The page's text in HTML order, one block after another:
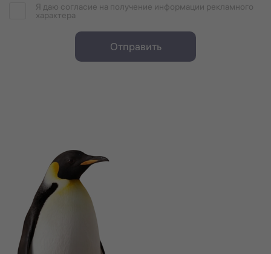
Я даю согласие на получение информации рекламного
характера
Отправить